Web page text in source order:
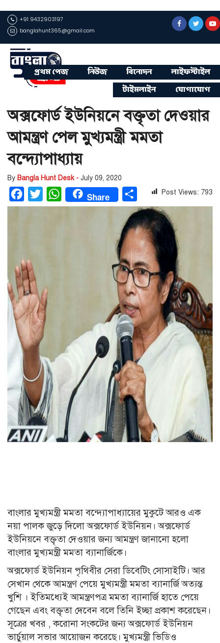
+91 9432903197
banglahunt365@gmail.com
প্রথম পেজ নিউজ বিনোদন
লাইফস্টাইল
টাইমলাইন
যোগাযোগ
অক্সফোর্ড ইউনিয়নে বক্তৃতা দেওয়ার
আমন্ত্রণ পেল মুখ্যমন্ত্রী মমতা
বন্দ্যোপাধ্যায়
By Bangla Hunt Desk - July 09, 2020
Facebook
Twitter WhatsAppShare Share Post Views: 793
বাংলার মুখ্যমন্ত্রী মমতা বন্দ্যোপাধ্যায়ের মুকুটে আরও এক
নয়া পালক জুড়ে দিলো অক্সফোর্ড ইউনিয়ন। অক্সফোর্ড
ইউনিয়নে বক্তৃতা দেওয়ার জন্য আমন্ত্রণ জানানো হলো
বাংলার মুখ্যমন্ত্রী মমতা ব্যানার্জিকে।
অক্সফোর্ড ইউনিয়ন পৃথিবীর সেরা ডিবেটিং সোসাইটি। আর
সেখান থেকে আমন্ত্রণ পেয়ে মুখ্যমন্ত্রী মমতা ব্যানার্জি অত্যন্ত
খুশি । ইতিমধ্যেই আমন্ত্রণপত্র মমতা ব্যানার্জি হাতে পেয়ে
গেছেন এবং বক্তৃতা দেবেন বলে তিনি ইচ্ছা প্রকাশ করেছেন।
সূত্রের খবর , করোনা সংকটের জন্য অক্সফোর্ড ইউনিয়ন
ভার্চুয়াল সভার আয়োজন করেছে। মুখ্যমন্ত্রী ভিডিও